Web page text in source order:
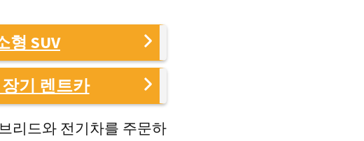
형 SUV
기 렌트카
리드와 전기차를 주문하